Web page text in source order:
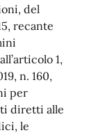
del
recante
1,
n. 160,
per
diretti alle
le